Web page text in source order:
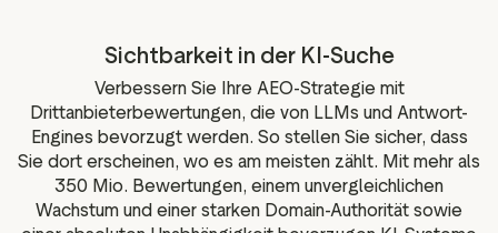
Sichtbarkeit in der KI-Suche
Verbessern Sie Ihre AEO-Strategie mit
Drittanbieterbewertungen, die von LLMs und Antwort-
Engines bevorzugt werden. So stellen Sie sicher, dass
Sie dort erscheinen, wo es am meisten zählt. Mit mehr als
350 Mio. Bewertungen, einem unvergleichlichen
Wachstum und einer starken Domain-Authorität sowie